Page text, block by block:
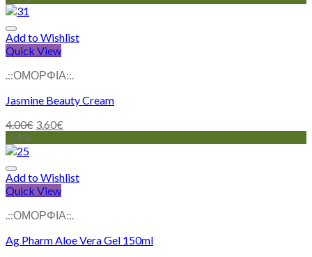
Add to Wishlist
Quick View
.::ΟΜΟΡΦΙΑ::.
Jasmine Beauty Cream
4.00€ 3.60€
-24%
Add to Wishlist
Quick View
.::ΟΜΟΡΦΙΑ::.
Ag Pharm Aloe Vera Gel 150ml